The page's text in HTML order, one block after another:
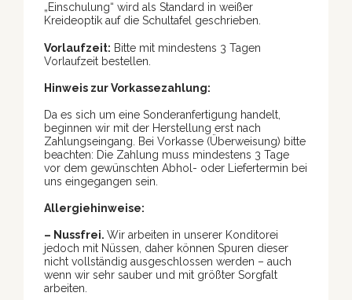
„Einschulung“ wird als Standard in weißer
Kreideoptik auf die Schultafel geschrieben.
Vorlaufzeit: Bitte mit mindestens 3 Tagen
Vorlaufzeit bestellen.
Hinweis zur Vorkassezahlung:
Da es sich um eine Sonderanfertigung handelt,
beginnen wir mit der Herstellung erst nach
Zahlungseingang. Bei Vorkasse (Überweisung) bitte
beachten: Die Zahlung muss mindestens 3 Tage
vor dem gewünschten Abhol- oder Liefertermin bei
uns eingegangen sein.
Allergiehinweise:
– Nussfrei. Wir arbeiten in unserer Konditorei
jedoch mit Nüssen, daher können Spuren dieser
nicht vollständig ausgeschlossen werden – auch
wenn wir sehr sauber und mit größter Sorgfalt
arbeiten.